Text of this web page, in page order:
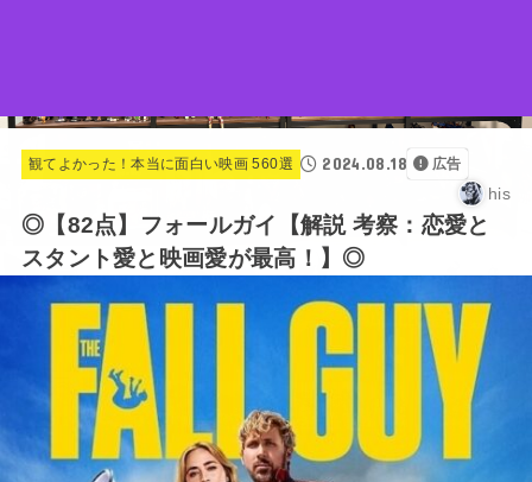
観てよかった！本当に面白い映画 560選 2024.08.18 広告
his
◎【82点】フォールガイ【解説 考察：恋愛と
スタント愛と映画愛が最高！】◎